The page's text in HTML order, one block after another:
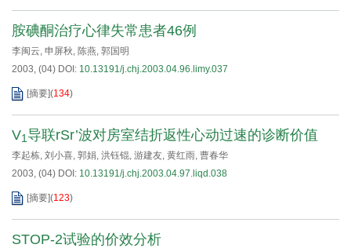
胺碘酮治疗心律失常患者46例
李闽云, 申屏秋, 陈燕, 郭国明
2003, (04) DOI: 10.13191/j.chj.2003.04.96.limy.037
[摘要](134)
V1导联rSr’波对房室结折返性心动过速的诊断价值
李起栋, 刘小喜, 郭娟, 洪钰锟, 游建友, 黄红雨, 曹春华
2003, (04) DOI: 10.13191/j.chj.2003.04.97.liqd.038
[摘要](123)
STOP-2试验的价效分析